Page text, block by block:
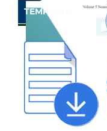
TEMPLATE